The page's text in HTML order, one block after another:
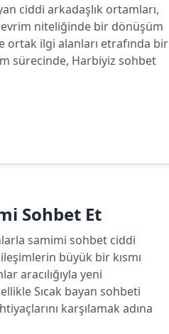
ciddi arkadaşlık ortamları,
niteliğinde bir dönüşüm
ortak ilgi alanları etrafında bir
sürecinde, Harbiyiz sohbet
Sohbet Et
samimi sohbet ciddi
büyük bir kısmı
aracılığıyla yeni
Sıcak bayan sohbeti
karşılamak adına